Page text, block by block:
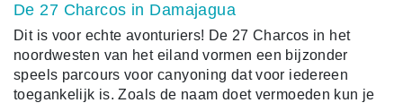
De 27 Charcos in Damajagua
Dit is voor echte avonturiers! De 27 Charcos in het
noordwesten van het eiland vormen een bijzonder
speels parcours voor canyoning dat voor iedereen
toegankelijk is. Zoals de naam doet vermoeden kun je